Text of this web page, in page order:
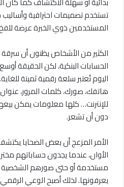
تستخدم تصميمات احترافية
المستخدمين ذوي الخبرة عرضة
الكثير من الأشخاص يظنون أن سرقة
الحسابات البنكية، لكن الحقيقة
اليوم تُعتبر سلعة رقمية ثمينة
هاتفك، صورك، كلمات المرور،
للإنترنت… كلها معلومات يمكن
دون أن تشعر.
الأمر المزعج أن بعض الضحايا
الأوان، عندما يجدون حساباتهم
مستخدمة أو حتى صورهم الشخصية
يعرفونها. لذلك أصبح الوعي